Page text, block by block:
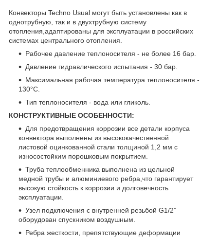
Конвекторы Techno Usual могут быть установлены как в
однотрубную, так и в двухтрубную систему
отопления,адаптированы для эксплуатации в российских
системах центрального отопления.
Рабочее давление теплоносителя - не более 16 бар.
Давление гидравлического испытания - 30 бар.
Максимальная рабочая температура теплоносителя -
130°С.
Тип теплоносителя - вода или гликоль.
КОНСТРУКТИВНЫЕ ОСОБЕННОСТИ:
Для предотвращения коррозии все детали корпуса
конвектора выполнены из высококачественной
листовой оцинкованной стали толщиной 1,2 мм с
износостойким порошковым покрытием.
Труба теплообменника выполнена из цельной
медной трубы и алюминиевого ребра,что гарантирует
высокую стойкость к коррозии и долговечность
эксплуатации.
Узел подключения с внутренней резьбой G1/2”
оборудован спускником воздушным.
Ребра жесткости, препятствующие деформации